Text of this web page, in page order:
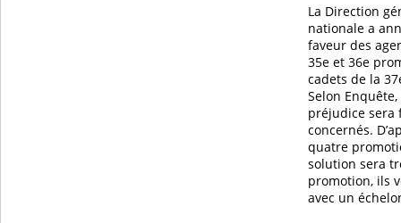
La Direction
nationale a
faveur des
35e et 36e
cadets de la
Selon
préjudice sera
concernés.
quatre
solution sera
promotion, ils
avec un